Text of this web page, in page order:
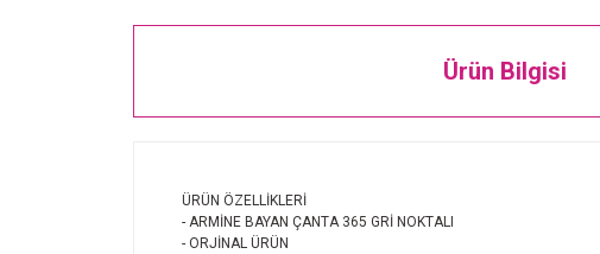
Ürün Bilgisi
ÜRÜN ÖZELLİKLERİ
- ARMİNE BAYAN ÇANTA 365 GRİ NOKTALI
- ORJİNAL ÜRÜN